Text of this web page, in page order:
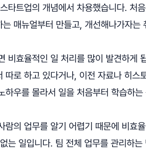
타트업의 개념에서 차용했습니다. 처
는 매뉴얼부터 만들고, 개선해나가자
비효율적인 일 처리를 많이 발견하게
따로 하고 있다거나, 이전 자료나 히스
하우를 몰라서 일을 처음부터 학습하
람의 업무를 알기 어렵기 때문에 비효
는 일입니다. 팀 전체 업무를 관리하